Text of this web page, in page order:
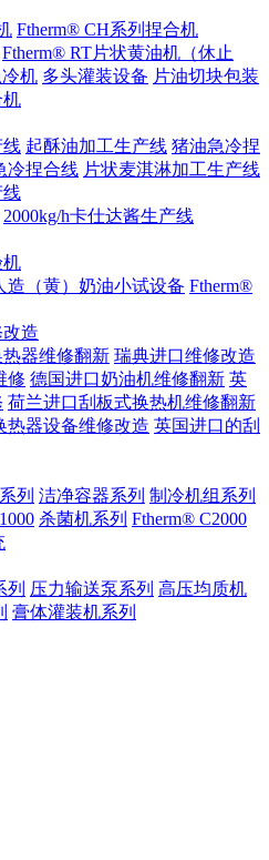
Ftherm® CH系列捏合机
Ftherm® RT片状黄油机（休止
冷机 多头灌装设备 片油切块包装
机
线 起酥油加工生产线 猪油急冷捏
冷捏合线 片状麦淇淋加工生产线
线
2000kg/h卡仕达酱生产线
机
造（黄）奶油小试设备 Ftherm®
造
器维修翻新 瑞典进口维修改造
修 德国进口奶油机维修翻新 英
荷兰进口刮板式换热机维修翻新
热器设备维修改造 英国进口的刮
列 洁净容器系列 制冷机组系列
杀菌机系列 Ftherm® C2000
列 压力输送泵系列 高压均质机
膏体灌装机系列